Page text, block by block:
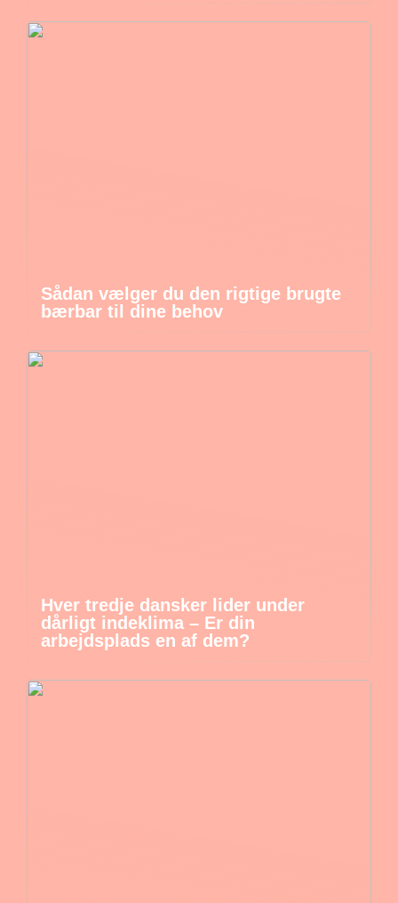
Sådan vælger du den rigtige brugte
bærbar til dine behov
Hver tredje dansker lider under
dårligt indeklima – Er din
arbejdsplads en af dem?